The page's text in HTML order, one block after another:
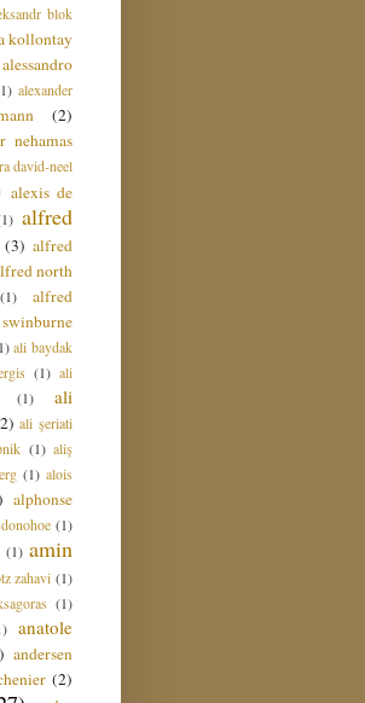
blok
kollontay
alessandro
alexander
(2)
nehamas
david-neel
alexis de
alfred
(3) alfred
north
(1)
alfred
ali baydak
(1) ali
(1)
ali
ali şeriati
(1) aliş
(1) alois
alphonse
(1)
(1) amin
zahavi (1)
(1)
anatole
andersen
(2)